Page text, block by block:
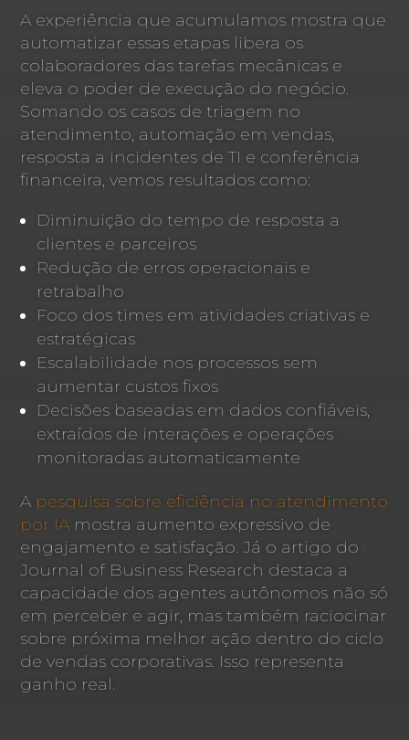
A experiência que acumulamos mostra que
automatizar essas etapas libera os
colaboradores das tarefas mecânicas e
eleva o poder de execução do negócio.
Somando os casos de triagem no
atendimento, automação em vendas,
resposta a incidentes de TI e conferência
financeira, vemos resultados como:
Diminuição do tempo de resposta a
clientes e parceiros
Redução de erros operacionais e
retrabalho
Foco dos times em atividades criativas e
estratégicas
Escalabilidade nos processos sem
aumentar custos fixos
Decisões baseadas em dados confiáveis,
extraídos de interações e operações
monitoradas automaticamente
A pesquisa sobre eficiência no atendimento
por IA mostra aumento expressivo de
engajamento e satisfação. Já o artigo do
Journal of Business Research destaca a
capacidade dos agentes autônomos não só
em perceber e agir, mas também raciocinar
sobre próxima melhor ação dentro do ciclo
de vendas corporativas. Isso representa
ganho real.